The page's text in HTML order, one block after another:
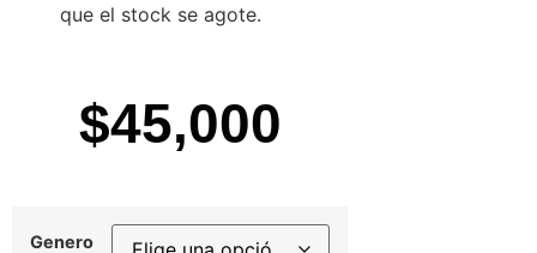
que el stock se agote.
$45,000
Genero